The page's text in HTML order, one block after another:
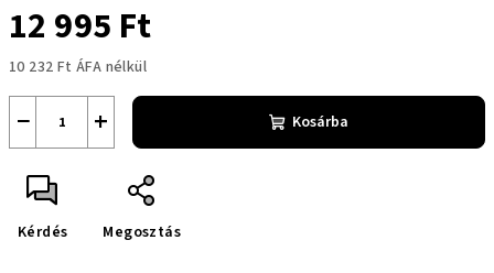
12 995 Ft
10 232 Ft ÁFA nélkül
+
− Kosárba
Kérdés Megosztás